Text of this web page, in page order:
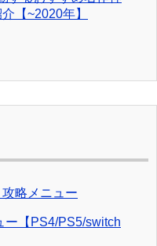
【~2020年】
略メニュー
ー【PS4/PS5/switch